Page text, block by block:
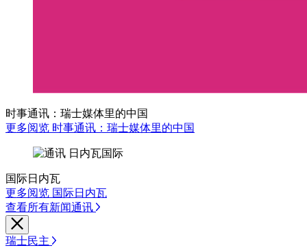
时事通讯：瑞士媒体里的中国
更多阅览 时事通讯：瑞士媒体里的中国
国际日内瓦
更多阅览 国际日内瓦
查看所有新闻通讯
瑞士民主